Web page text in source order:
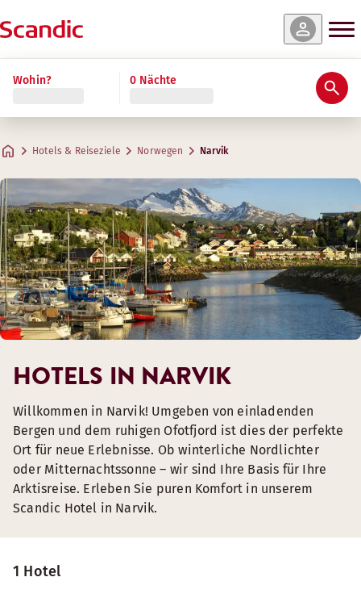
Wohin? 0 Nächte
Hotels & Reiseziele Norwegen Narvik
1 Hotel
HOTELS IN NARVIK
Willkommen in Narvik! Umgeben von einladenden
Bergen und dem ruhigen Ofotfjord ist dies der perfekte
Ort für neue Erlebnisse. Ob winterliche Nordlichter
oder Mitternachtssonne – wir sind Ihre Basis für Ihre
Arktisreise. Erleben Sie puren Komfort in unserem
Scandic Hotel in Narvik.